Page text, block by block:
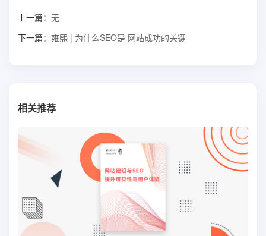
上一篇： 无
下一篇： 雍熙 | 为什么SEO是 网站成功的关键
相关推荐